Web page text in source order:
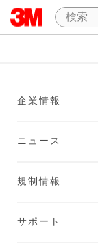
企業情報
ニュース
規制情報
サポート